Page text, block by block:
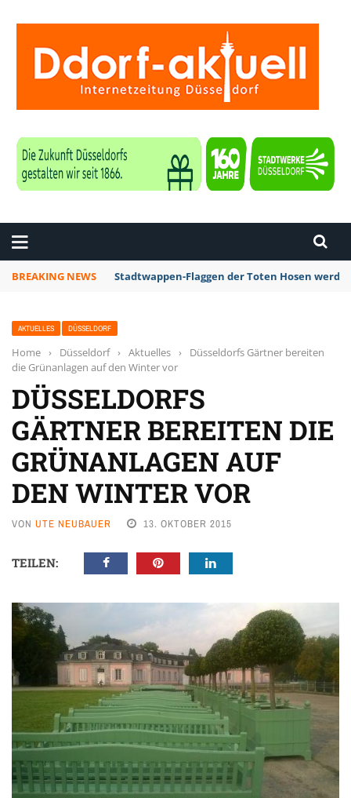
BREAKING NEWS Stadtwappen-Flaggen der Toten Hosen
AKTUELLES DÜSSELDORF
Home › Düsseldorf › Aktuelles ›
Düsseldorfs Gärtner bereiten
die Grünanlagen auf den Winter vor
DÜSSELDORFS
GÄRTNER BEREITEN DIE
GRÜNANLAGEN AUF
DEN WINTER VOR
VON UTE NEUBAUER 13. OKTOBER 2015
TEILEN: